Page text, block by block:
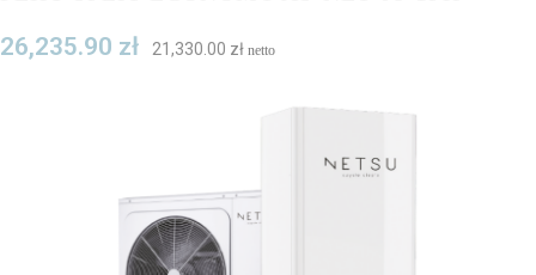
26,235.90 zł 21,330.00 zł netto